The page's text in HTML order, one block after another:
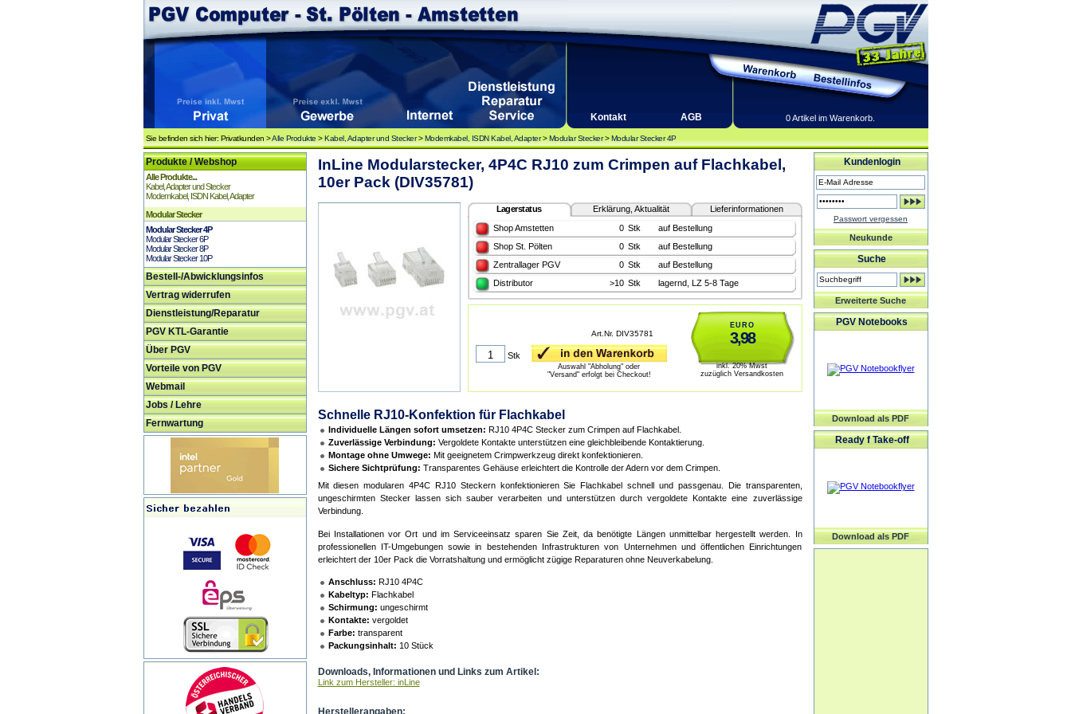
Kontakt AGB 0 Artikel im Warenkorb.
Sie befinden sich hier: Privatkunden >Alle Produkte >Kabel, Adapter und Stecker>Modemkabel, ISDN Kabel, Adapter>Modular Stecker>Modular Stecker 4P
Produkte / Webshop
Alle Produkte...
Kabel, Adapter und Stecker
Modemkabel, ISDN Kabel, Adapter
Modular Stecker
Modular Stecker 4P
Modular Stecker 6P
Modular Stecker 8P
Modular Stecker 10P
Bestell-/Abwicklungsinfos
Vertrag widerrufen
Dienstleistung/Reparatur
PGV KTL-Garantie
Über PGV
Vorteile von PGV
Webmail
Jobs / Lehre
Fernwartung
InLine Modularstecker, 4P4C RJ10 zum Crimpen auf Flachkabel,
10er Pack (DIV35781)
Lagerstatus Erklärung, Aktualität
Lieferinformationen
Shop Amstetten
0 Stk
auf Bestellung
Shop St. Pölten
0 Stk
auf Bestellung
Zentrallager PGV
0 Stk
auf Bestellung
Distributor
>10 Stk lagernd, LZ 5-8 Tage
EURO
3,98
inkl. 20% Mwst
zuzüglich Versandkosten
Art.Nr. DIV35781
Stk
Auswahl "Abholung" oder
"Versand" erfolgt bei Checkout!
Schnelle RJ10-Konfektion für Flachkabel
Individuelle Längen sofort umsetzen: RJ10 4P4C Stecker zum Crimpen auf Flachkabel.
Zuverlässige Verbindung: Vergoldete Kontakte unterstützen eine gleichbleibende Kontaktierung.
Montage ohne Umwege: Mit geeignetem Crimpwerkzeug direkt konfektionieren.
Sichere Sichtprüfung: Transparentes Gehäuse erleichtert die Kontrolle der Adern vor dem Crimpen.
Mit diesen modularen 4P4C RJ10 Steckern konfektionieren Sie Flachkabel schnell und passgenau. Die transparenten,
ungeschirmten Stecker lassen sich sauber verarbeiten und unterstützen durch vergoldete Kontakte eine zuverlässige
Verbindung.
Bei Installationen vor Ort und im Serviceeinsatz sparen Sie Zeit, da benötigte Längen unmittelbar hergestellt werden. In
professionellen IT-Umgebungen sowie in bestehenden Infrastrukturen von Unternehmen und öffentlichen Einrichtungen
erleichtert der 10er Pack die Vorratshaltung und ermöglicht zügige Reparaturen ohne Neuverkabelung.
Anschluss: RJ10 4P4C
Kabeltyp: Flachkabel
Schirmung: ungeschirmt
Kontakte: vergoldet
Farbe: transparent
Packungsinhalt: 10 Stück
Downloads, Informationen und Links zum Artikel:
Link zum Hersteller: inLine
Herstellerangaben:
Kundenlogin
Passwort vergessen
Neukunde
Suche
Erweiterte Suche
PGV Notebooks
Download als PDF
Ready f Take-off
Download als PDF